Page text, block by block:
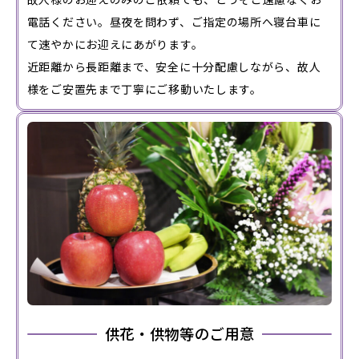
電話ください。昼夜を問わず、ご指定の場所へ寝台車に
て速やかにお迎えにあがります。
近距離から長距離まで、安全に十分配慮しながら、故人
様をご安置先まで丁寧にご移動いたします。
供花・供物等のご用意